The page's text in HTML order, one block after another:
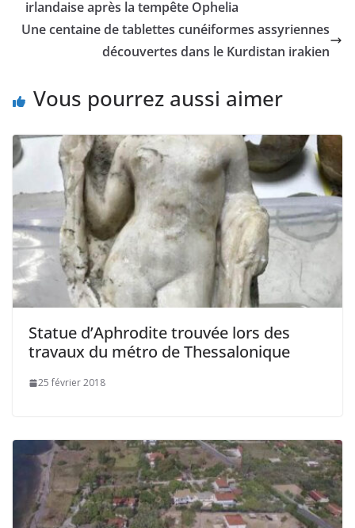
irlandaise après la tempête Ophelia
Une centaine de tablettes cunéiformes assyriennes
découvertes dans le Kurdistan irakien
Vous pourrez aussi aimer
Statue d’Aphrodite trouvée lors des
travaux du métro de Thessalonique
25 février 2018